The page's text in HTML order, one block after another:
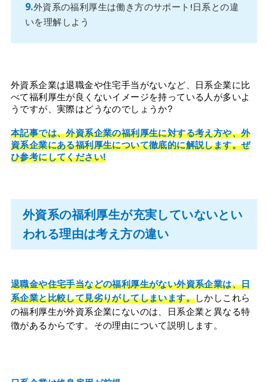
外資系の福利厚生は働き方のサポート!日系との違
いを理解しよう
外資系企業は退職金や住宅手当がないなど、日系企業に比
べて福利厚生が良くないイメージを持っている人が多いよ
うですが、実際はどうなのでしょうか?
本記事では、外資系企業の福利厚生に対する考え方や、外
資系企業にある福利厚生について徹底的に解説します。ぜ
ひ参考にしてください!
外資系の福利厚生が充実していないとい
われる理由は考え方の違い
退職金や住宅手当などの福利厚生がない外資系企業は、日
系企業と比較して見劣りがしてしまいます。しかしこれら
の福利厚生が外資系企業にないのは、日系企業と異なる特
徴があるからです。その理由について説明します。